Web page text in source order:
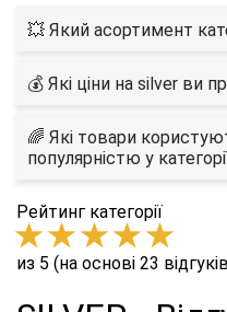
💥 Який асортимент
💰 Які ціни на silver ви
🌈 Які товари
популярністю у
Рейтинг категорії
из 5 (на основі 23